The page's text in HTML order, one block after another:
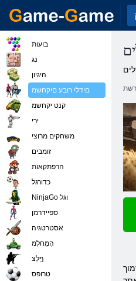
בועות
נג
היגיון
םידלי רובע םיקחשמ
קנט יקחשמ
ירי
משחקים מרוצי
זומבים
הרפתקאות
כדורגל
NinjaGo וגל
ספיידרמן
אסטרטגיה
הָמָחלִמ
ףָלַצ
טרופס